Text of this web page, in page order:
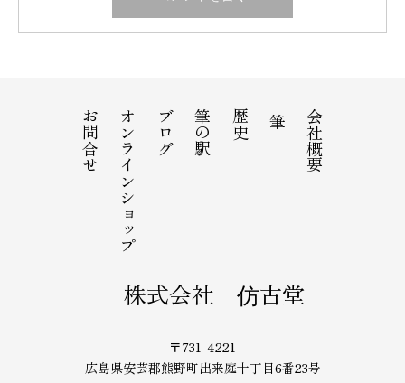
会社概要
筆
歴史
筆の駅
ブログ
オンラインショップ
お問合せ
株式会社 仿古堂
〒731-4221
広島県安芸郡熊野町出来庭十丁目6番23号